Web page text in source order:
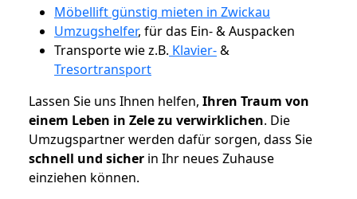
Möbellift günstig mieten in Zwickau
Umzugshelfer, für das Ein- & Auspacken
Transporte wie z.B. Klavier-&
Tresortransport
Lassen Sie uns Ihnen helfen, Ihren Traum von
einem Leben in Zele zu verwirklichen. Die
Umzugspartner werden dafür sorgen, dass Sie
schnell und sicher in Ihr neues Zuhause
einziehen können.